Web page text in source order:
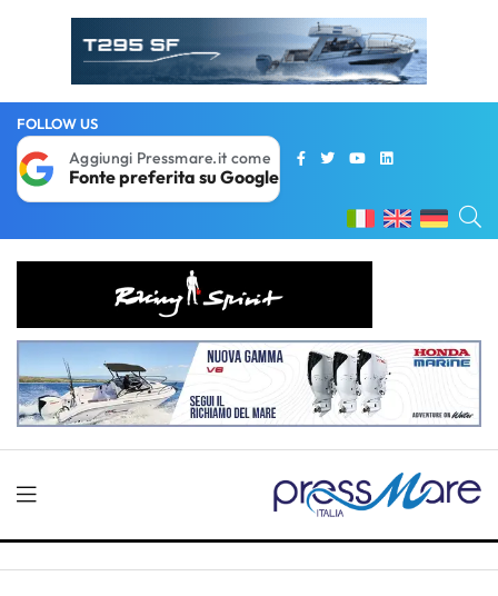
FOLLOW US
Aggiungi Pressmare.it come
Fonte preferita su Google